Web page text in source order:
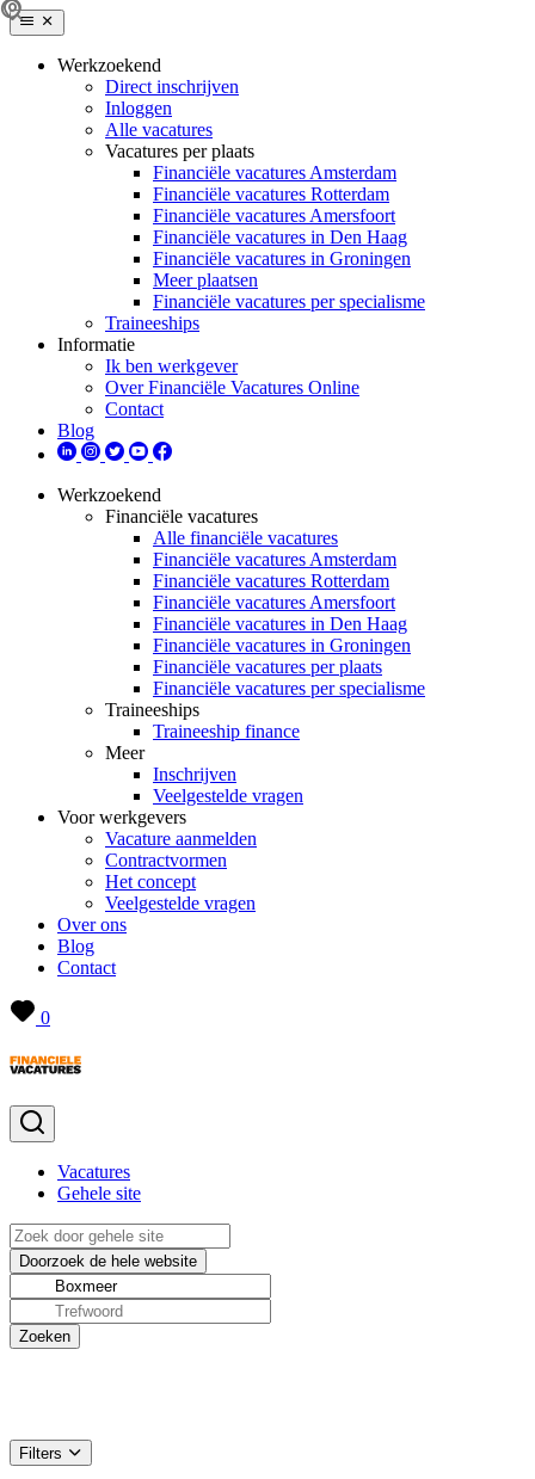
Werkzoekend
Direct inschrijven
Inloggen
Alle vacatures
Vacatures per plaats
Financiële vacatures Amsterdam
Financiële vacatures Rotterdam
Financiële vacatures Amersfoort
Financiële vacatures in Den Haag
Financiële vacatures in Groningen
Meer plaatsen
Financiële vacatures per specialisme
Traineeships
Informatie
Ik ben werkgever
Over Financiële Vacatures Online
Contact
Blog
Werkzoekend
Financiële vacatures
Alle financiële vacatures
Financiële vacatures Amsterdam
Financiële vacatures Rotterdam
Financiële vacatures Amersfoort
Financiële vacatures in Den Haag
Financiële vacatures in Groningen
Financiële vacatures per plaats
Financiële vacatures per specialisme
Traineeships
Traineeship finance
Meer
Inschrijven
Veelgestelde vragen
Voor werkgevers
Vacature aanmelden
Contractvormen
Het concept
Veelgestelde vragen
Over ons
Blog
Contact
0
Vacatures
Gehele site
Filters